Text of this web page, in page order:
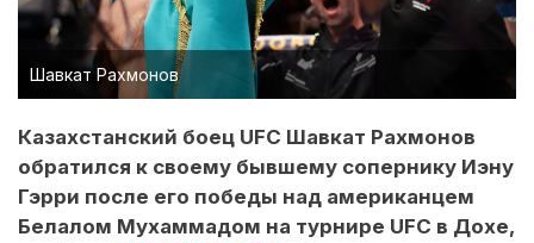
Шавкат Рахмонов
Казахстанский боец UFC Шавкат Рахмонов
обратился к своему бывшему сопернику Иэну
Гэрри после его победы над американцем
Белалом Мухаммадом на турнире UFC в Дохе,